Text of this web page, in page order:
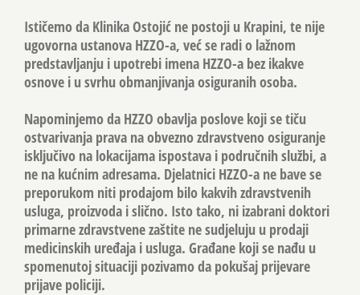
Ističemo da Klinika Ostojić ne postoji u Krapini, te nije
ugovorna ustanova HZZO-a, već se radi o lažnom
predstavljanju i upotrebi imena HZZO-a bez ikakve
osnove i u svrhu obmanjivanja osiguranih osoba.
Napominjemo da HZZO obavlja poslove koji se tiču
ostvarivanja prava na obvezno zdravstveno osiguranje
isključivo na lokacijama ispostava i područnih službi, a
ne na kućnim adresama. Djelatnici HZZO-a ne bave se
preporukom niti prodajom bilo kakvih zdravstvenih
usluga, proizvoda i slično. Isto tako, ni izabrani doktori
primarne zdravstvene zaštite ne sudjeluju u prodaji
medicinskih uređaja i usluga. Građane koji se nađu u
spomenutoj situaciji pozivamo da pokušaj prijevare
prijave policiji.